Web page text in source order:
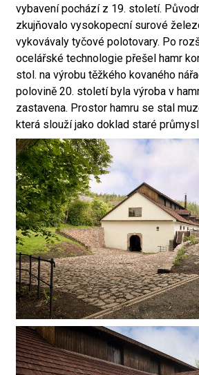
vybavení pochází z 19. století.
zkujňovalo vysokopecní surové
vykovávaly tyčové polotovary. Po
ocelářské technologie přešel hamr
stol. na výrobu těžkého kovaného
polovině 20. století byla výroba v
zastavena. Prostor hamru se stal
která slouží jako doklad staré